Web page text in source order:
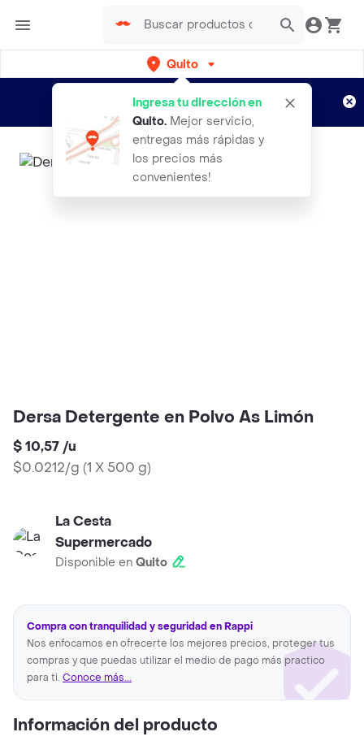
Quito
Ingresa tu dirección en
Quito. Mejor servicio,
entregas más rápidas y
los precios más
convenientes!
envíos gratis por semanas
Aplican TyC
Dersa Detergente en Polvo As Limón
$ 10,57 /u
$0.0212/g (1 X 500 g)
La Cesta
Supermercado
Disponible en Quito
Compra con tranquilidad y seguridad en Rappi
Nos enfocamos en ofrecerte los mejores precios, proteger tus
compras y que puedas utilizar el medio de pago más practico
para ti. Conoce más...
Información del producto